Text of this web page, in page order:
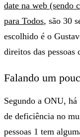
date na web (sendo
para Todos, são 30
escolhido é o
direitos das pessoas
Falando um
Segundo a ONU,
de deficiência no
pessoas 1 tem